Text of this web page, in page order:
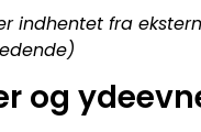
indhentet fra
og